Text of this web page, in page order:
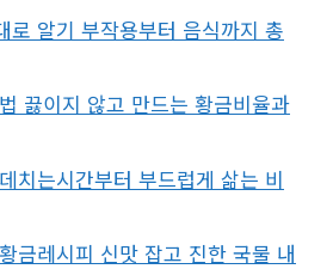
로 알기 부작용부터 음식까지 총
끓이지 않고 만드는 황금비율과
치는시간부터 부드럽게 삶는 비
금레시피 신맛 잡고 진한 국물 내